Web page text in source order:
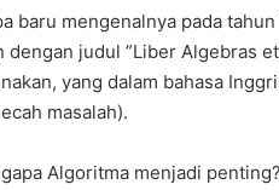
baru mengenalnya pada
dengan judul ”Liber Algebras
yang dalam bahasa
masalah).
Algoritma menjadi